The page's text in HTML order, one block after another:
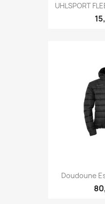
UHLSPORT
Doudoune